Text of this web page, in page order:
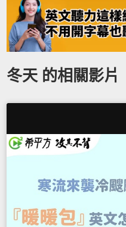
冬天 的相關影片